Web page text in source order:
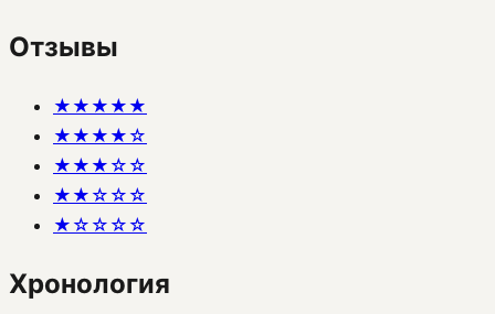
Отзывы
★★★★★
★★★★☆
★★★☆☆
★★☆☆☆
★☆☆☆☆
Хронология